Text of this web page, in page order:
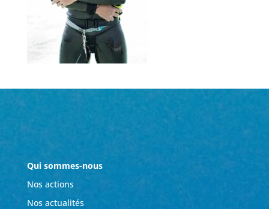
Qui sommes-nous
Nos actions
Nos actualités